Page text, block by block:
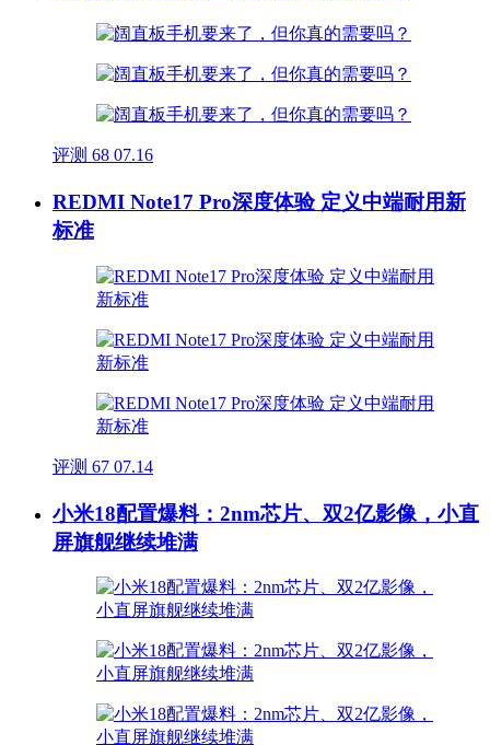
评测 68 07.16
REDMI Note17 Pro深度体验 定义中端耐用新
标准
评测 67 07.14
小米18配置爆料：2nm芯片、双2亿影像，小直
屏旗舰继续堆满